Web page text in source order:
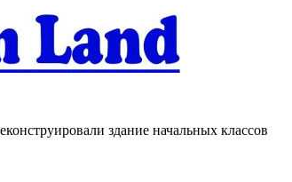
здание начальных классов